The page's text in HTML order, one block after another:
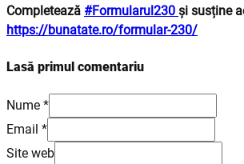
Completează #Formularul230 și susține
https://bunatate.ro/formular-230/
Lasă primul comentariu
Nume *
Email *
Site web